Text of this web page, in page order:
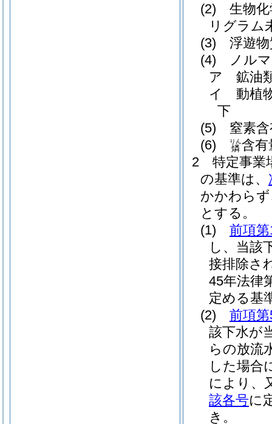
(2)
生物
リグラム
(3)
浮遊
(4)
ノル
ア
鉱油
イ
動植
下
(5)
窒素
(6)
燐
りん含
2
特定事業
の基準は、
かかわら
とする。
(1)
前項
し、当該
接排除さ
45年法律
定める基
(2)
前項
該下水が
らの放流
した場合
により、
該各号に
き。